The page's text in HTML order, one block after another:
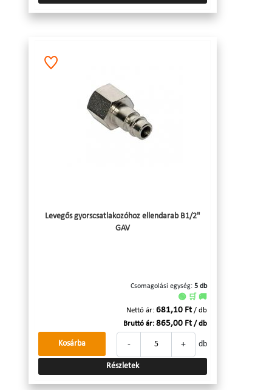
Levegős gyorscsatlakozóhoz ellendarab B1/2"
GAV
Csomagolási egység: 5 db
🟢 🛒 🚚
Nettó ár: 681,10 Ft / db
Bruttó ár: 865,00 Ft / db
- + db
Kosárba
Részletek